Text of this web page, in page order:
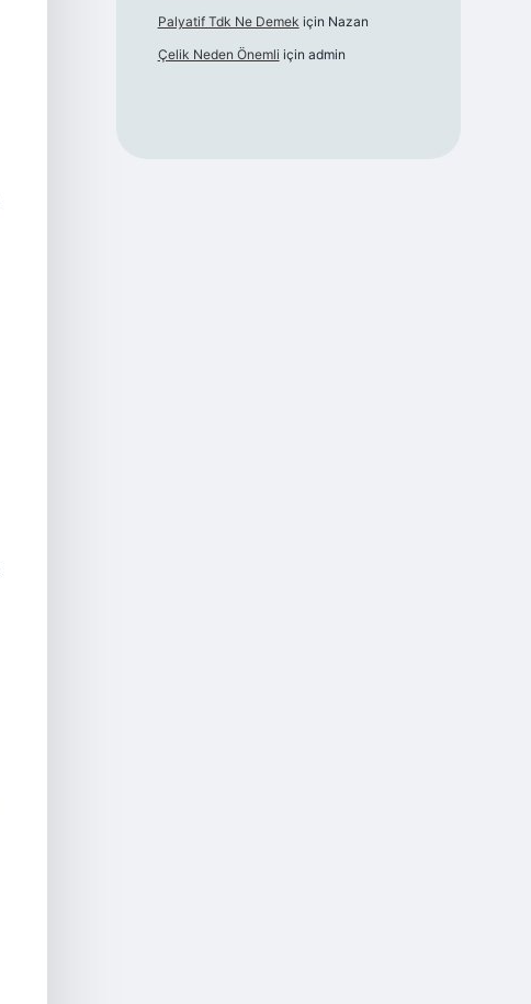
Palyatif Tdk Ne Demek için Nazan
Çelik Neden Önemli için admin